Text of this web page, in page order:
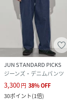
JUN STANDARD PICKS
ジーンズ・デニムパンツ
3,300円 38%OFF
30ポイント(1倍)